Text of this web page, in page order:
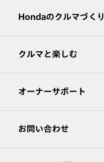
Hondaのクルマづくり
クルマと楽しむ
オーナーサポート
お問い合わせ